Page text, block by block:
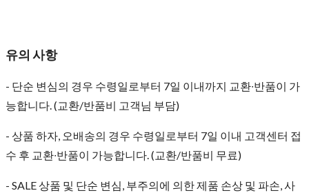
유의 사항
- 단순 변심의 경우 수령일로부터 7일 이내까지 교환∙반품이 가
능합니다. (교환/반품비 고객님 부담)
- 상품 하자, 오배송의 경우 수령일로부터 7일 이내 고객센터 접
수 후 교환∙반품이 가능합니다. (교환/반품비 무료)
- SALE 상품 및 단순 변심, 부주의에 의한 제품 손상 및 파손, 사